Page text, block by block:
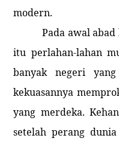
modern.
Pada awal
itu perlahan-lahan
banyak negeri
kekuasannya
yang merdeka.
setelah perang dunia